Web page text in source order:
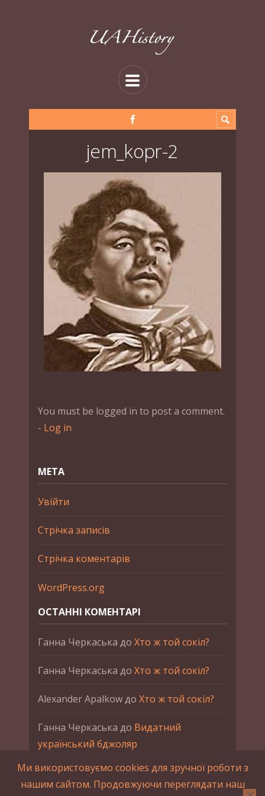
jem_kopr-2
You must be logged in to post a comment.
- Log in
МЕТА
Увійти
Стрічка записів
Стрічка коментарів
WordPress.org
ОСТАННІ КОМЕНТАРІ
Ганна Черкаська до Хто ж той сокіл?
Ганна Черкаська до Хто ж той сокіл?
Alexander Apalkowдо Хто ж той сокіл?
Ганна Черкаська до Видатний
український бджоляр
Ганна ЧеркаськадоПетро Франко
Ми використовуємо cookies для зручної роботи з
нашим сайтом. Продовжуючи переглядати наш